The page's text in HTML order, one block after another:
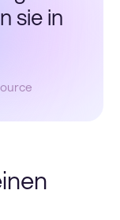
sie in